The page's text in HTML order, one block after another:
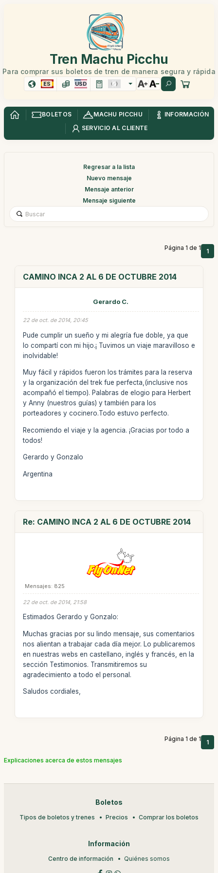
Tren Machu Picchu
Para comprar sus boletos de tren de manera segura y rápida
ES USD
BOLETOS MACHU PICCHU
INFORMACIÓN
SERVICIO AL CLIENTE
Regresar a la lista
Nuevo mensaje
Mensaje anterior
Mensaje siguiente
Página 1 de 1 1
CAMINO INCA 2 AL 6 DE OCTUBRE 2014
Gerardo C.
22 de oct. de 2014, 20:45
Pude cumplir un sueño y mi alegría fue doble, ya que
lo compartí con mi hijo.¡ Tuvimos un viaje maravilloso e
inolvidable!
Muy fácil y rápidos fueron los trámites para la reserva
y la organización del trek fue perfecta,(inclusive nos
acompañó el tiempo). Palabras de elogio para Herbert
y Anny (nuestros guías) y también para los
porteadores y cocinero.Todo estuvo perfecto.
Recomiendo el viaje y la agencia. ¡Gracias por todo a
todos!
Gerardo y Gonzalo
Argentina
Re: CAMINO INCA 2 AL 6 DE OCTUBRE 2014
Mensajes: 825
22 de oct. de 2014, 21:58
Estimados Gerardo y Gonzalo:
Muchas gracias por su lindo mensaje, sus comentarios
nos alientan a trabajar cada día mejor. Lo publicaremos
en nuestras webs en castellano, inglés y francés, en la
sección Testimonios. Transmitiremos su
agradecimiento a todo el personal.
Saludos cordiales,
Página 1 de 1 1
Explicaciones acerca de estos mensajes
Boletos
Tipos de boletos y trenes Precios Comprar los boletos
Información
Centro de información Quiénes somos